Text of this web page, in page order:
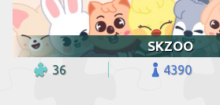
SKZOO
36 4390